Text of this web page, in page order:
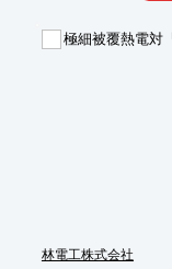
■外径が細く柔軟性
極細被覆熱電対
林電工株式会社